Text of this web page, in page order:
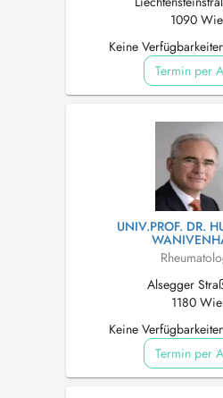
1090
Keine
Termin per
UNIV.PROF. DR.
Alsegger
1180
Keine
Termin per